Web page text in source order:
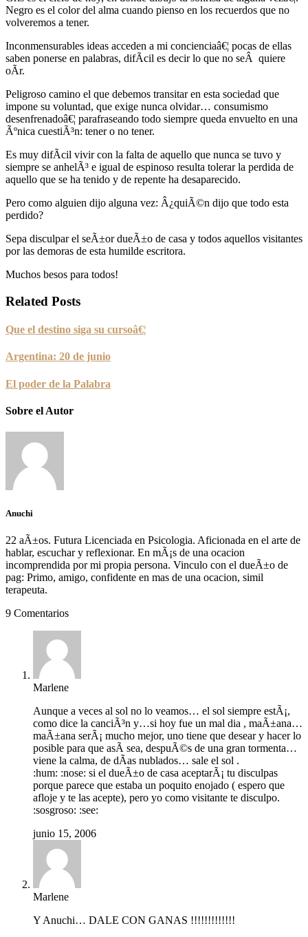
Negro es el color del alma cuando pienso en los recuerdos que no
volveremos a tener.
Inconmensurables ideas acceden a mi concienciaâ€¦ pocas de ellas
saben ponerse en palabras, difÃ­cil es decir lo que no seÂ quiere
oÃ­r.
Peligroso camino el que debemos transitar en esta sociedad que
impone su voluntad, que exige nunca olvidar… consumismo
desenfrenadoâ€¦ parafraseando todo siempre queda envuelto en una
Ãºnica cuestiÃ³n: tener o no tener.
Es muy difÃ­cil vivir con la falta de aquello que nunca se tuvo y
siempre se anhelÃ³ e igual de espinoso resulta tolerar la perdida de
aquello que se ha tenido y de repente ha desaparecido.
Pero como alguien dijo alguna vez: Â¿quiÃ©n dijo que todo esta
perdido?
Sepa disculpar el seÃ±or dueÃ±o de casa y todos aquellos visitantes
por las demoras de esta humilde escritora.
Muchos besos para todos!
Related Posts
Que el destino siga su cursoâ€¦
Argentina: 20 de junio
El poder de la Palabra
Sobre el Autor
Anuchi
22 aÃ±os. Futura Licenciada en Psicologia. Aficionada en el arte de
hablar, escuchar y reflexionar. En mÃ¡s de una ocacion
incomprendida por mi propia persona. Vinculo con el dueÃ±o de
pag: Primo, amigo, confidente en mas de una ocacion, simil
terapeuta.
9 Comentarios
Marlene
Aunque a veces al sol no lo veamos… el sol siempre estÃ¡,
como dice la canciÃ³n y…si hoy fue un mal dia , maÃ±ana…
maÃ±ana serÃ¡ mucho mejor, uno tiene que desear y hacer lo
posible para que asÃ­ sea, despuÃ©s de una gran tormenta…
viene la calma, de dÃ­as nublados… sale el sol .
:hum: :nose: si el dueÃ±o de casa aceptarÃ¡ tu disculpas
porque parece que estaba un poquito enojado ( espero que
afloje y te las acepte), pero yo como visitante te disculpo.
:sosgroso: :see:
junio 15, 2006
Marlene
Y Anuchi… DALE CON GANAS !!!!!!!!!!!!!